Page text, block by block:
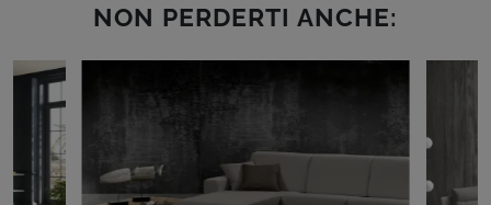
NON PERDERTI ANCHE: